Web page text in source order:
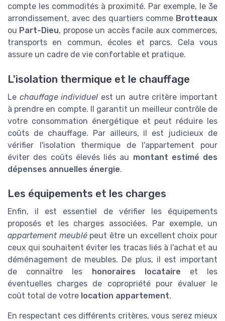
compte les commodités à proximité. Par exemple, le 3e
arrondissement, avec des quartiers comme Brotteaux
ou Part-Dieu, propose un accès facile aux commerces,
transports en commun, écoles et parcs. Cela vous
assure un cadre de vie confortable et pratique.
L'isolation thermique et le chauffage
Le chauffage individuel est un autre critère important
à prendre en compte. Il garantit un meilleur contrôle de
votre consommation énergétique et peut réduire les
coûts de chauffage. Par ailleurs, il est judicieux de
vérifier l'isolation thermique de l'appartement pour
éviter des coûts élevés liés au montant estimé des
dépenses annuelles énergie.
Les équipements et les charges
Enfin, il est essentiel de vérifier les équipements
proposés et les charges associées. Par exemple, un
appartement meublépeut être un excellent choix pour
ceux qui souhaitent éviter les tracas liés à l'achat et au
déménagement de meubles. De plus, il est important
de connaître les honoraires locataire et les
éventuelles charges de copropriété pour évaluer le
coût total de votre location appartement.
En respectant ces différents critères, vous serez mieux